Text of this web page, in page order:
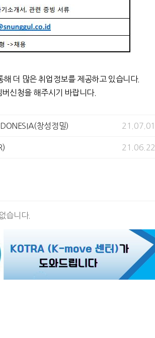
더 많은 취업정보를 제공하고 있습니다.
버신청을 해주시기 바랍니다.
창성정밀) 21.07.01
21.06.22
습니다.